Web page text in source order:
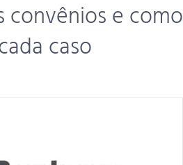
convênios e como
caso